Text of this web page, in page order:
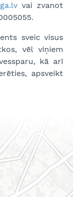
vai zvanot
sveic visus
vēl viņiem
kā arī
apsveikt